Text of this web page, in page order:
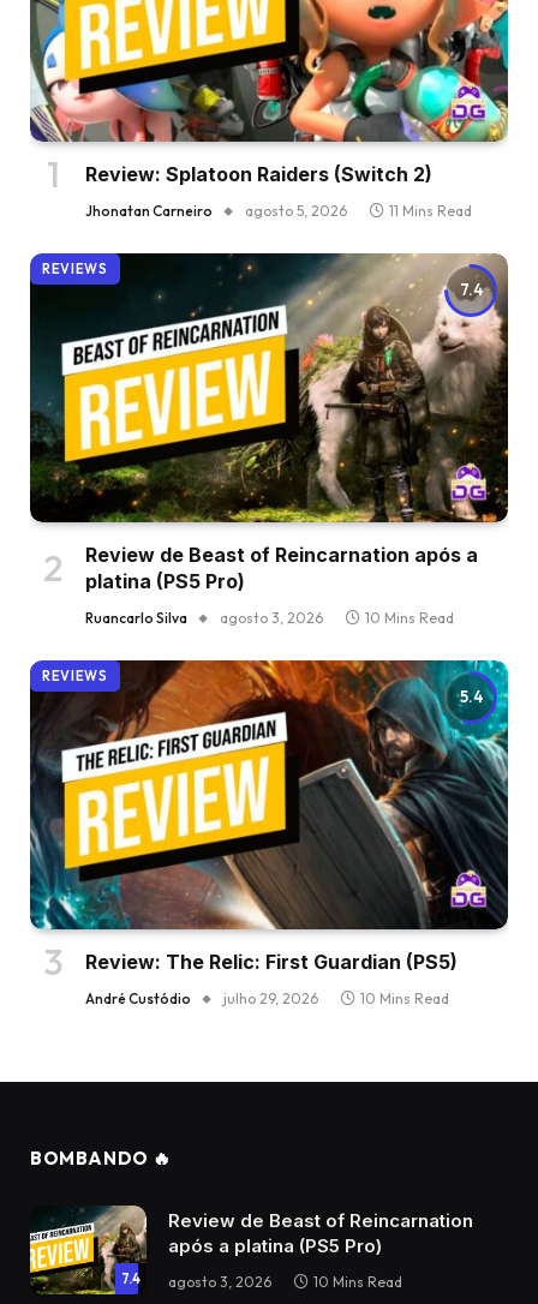
Review: Splatoon Raiders (Switch 2)
Jhonatan Carneiro agosto 5, 2026 11 Mins Read
7.4
REVIEWS
Review de Beast of Reincarnation após a
platina (PS5 Pro)
Ruancarlo Silva agosto 3, 2026 10 Mins Read
5.4
REVIEWS
Review: The Relic: First Guardian (PS5)
André Custódio julho 29, 2026 10 Mins Read
BOMBANDO 🔥
7.4
Review de Beast of Reincarnation
após a platina (PS5 Pro)
agosto 3, 2026 10 Mins Read